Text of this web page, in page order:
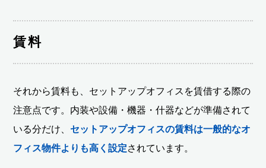
賃料
それから賃料も、セットアップオフィスを賃借する際の
注意点です。内装や設備・機器・什器などが準備されて
いる分だけ、 セットアップオフィスの賃料は一般的なオ
フィス物件よりも高く設定されています。